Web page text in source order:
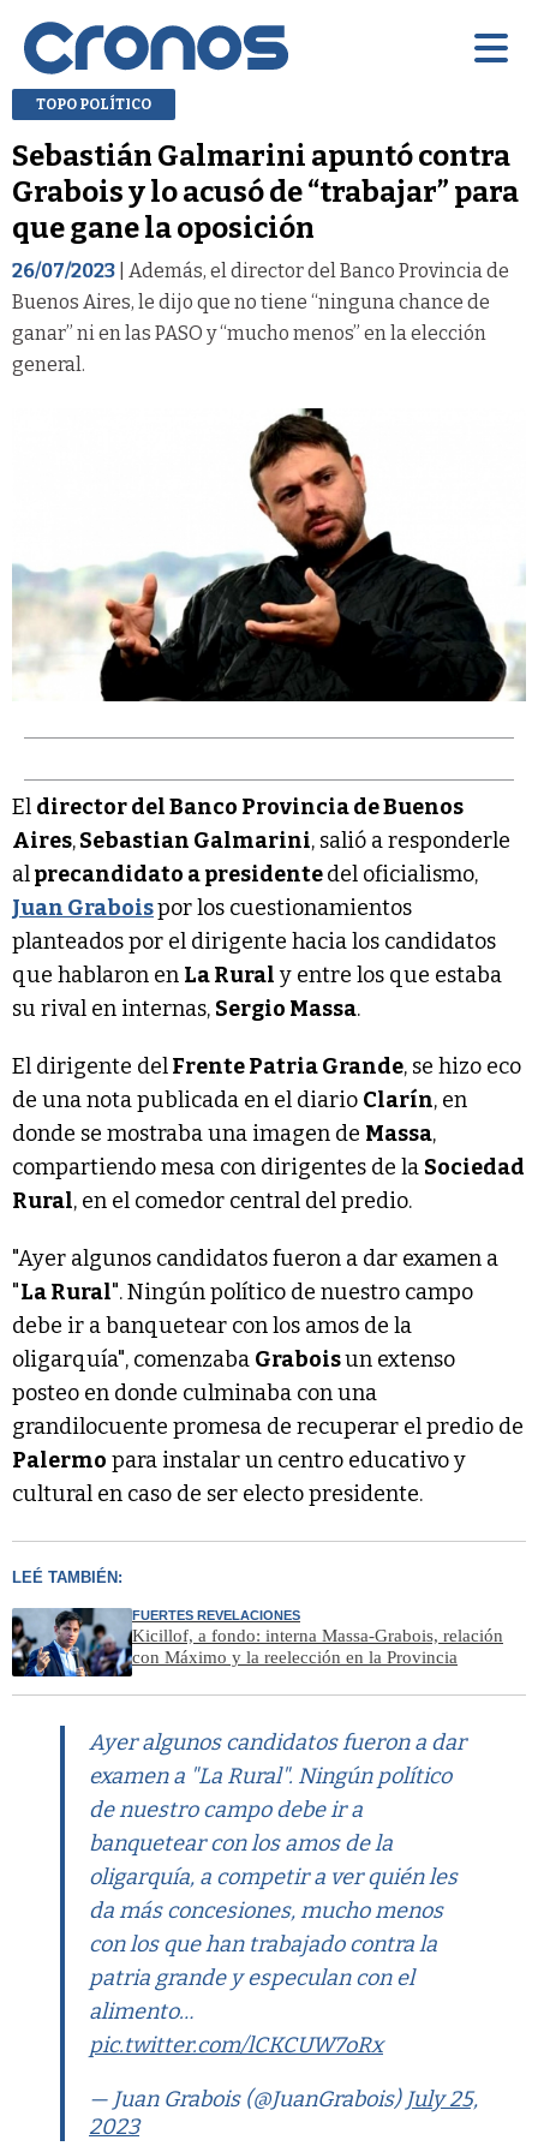
TOPO POLÍTICO
Sebastián Galmarini apuntó contra
Grabois y lo acusó de “trabajar” para
que gane la oposición
26/07/2023 | Además, el director del Banco Provincia de
Buenos Aires, le dijo que no tiene “ninguna chance de
ganar” ni en las PASO y “mucho menos” en la elección
general.
El director del Banco Provincia de Buenos
Aires,Sebastian Galmarini, salió a responderle
alprecandidato a presidentedel oficialismo,
Juan Graboispor los cuestionamientos
planteados por el dirigente hacia los candidatos
que hablaron en La Rural y entre los que estaba
su rival en internas, Sergio Massa.
El dirigente delFrente Patria Grande, se hizo eco
de una nota publicada en el diario Clarín, en
donde se mostraba una imagen de Massa,
compartiendo mesa con dirigentes de la Sociedad
Rural, en el comedor central del predio.
"Ayer algunos candidatos fueron a dar examen a
"La Rural". Ningún político de nuestro campo
debe ir a banquetear con los amos de la
oligarquía", comenzaba Graboisun extenso
posteo en donde culminaba con una
grandilocuente promesa de recuperar el predio de
Palermo para instalar un centro educativo y
cultural en caso de ser electo presidente.
LEÉ TAMBIÉN:
FUERTES REVELACIONES
Kicillof, a fondo: interna Massa-Grabois, relación
con Máximo y la reelección en la Provincia
Ayer algunos candidatos fueron a dar
examen a "La Rural". Ningún político
de nuestro campo debe ir a
banquetear con los amos de la
oligarquía, a competir a ver quién les
da más concesiones, mucho menos
con los que han trabajado contra la
patria grande y especulan con el
alimento…
pic.twitter.com/lCKCUW7oRx
— Juan Grabois (@JuanGrabois) July 25,
2023